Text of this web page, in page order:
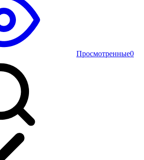
Просмотренные0